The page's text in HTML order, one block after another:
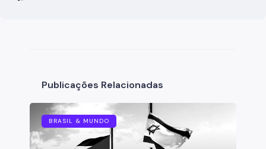
Publicações Relacionadas
BRASIL & MUNDO